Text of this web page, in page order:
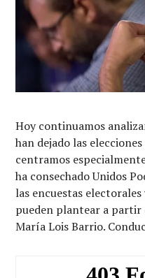
Hoy continuamos
han dejado las
centramos
ha consechado Unidos
las encuestas
pueden plantear a partir
María Lois Barrio.